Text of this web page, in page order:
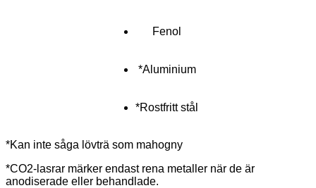
Fenol
*Aluminium
*Rostfritt stål
*Kan inte såga lövträ som mahogny
*CO2-lasrar märker endast rena metaller när de är
anodiserade eller behandlade.